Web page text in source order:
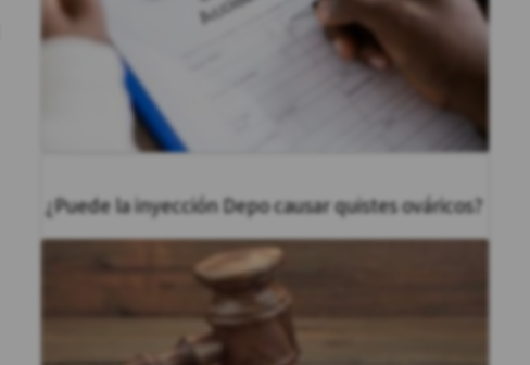
¿Puede la inyección Depo causar quistes ováricos?